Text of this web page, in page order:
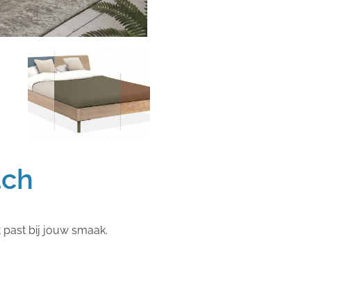
bij jouw smaak.